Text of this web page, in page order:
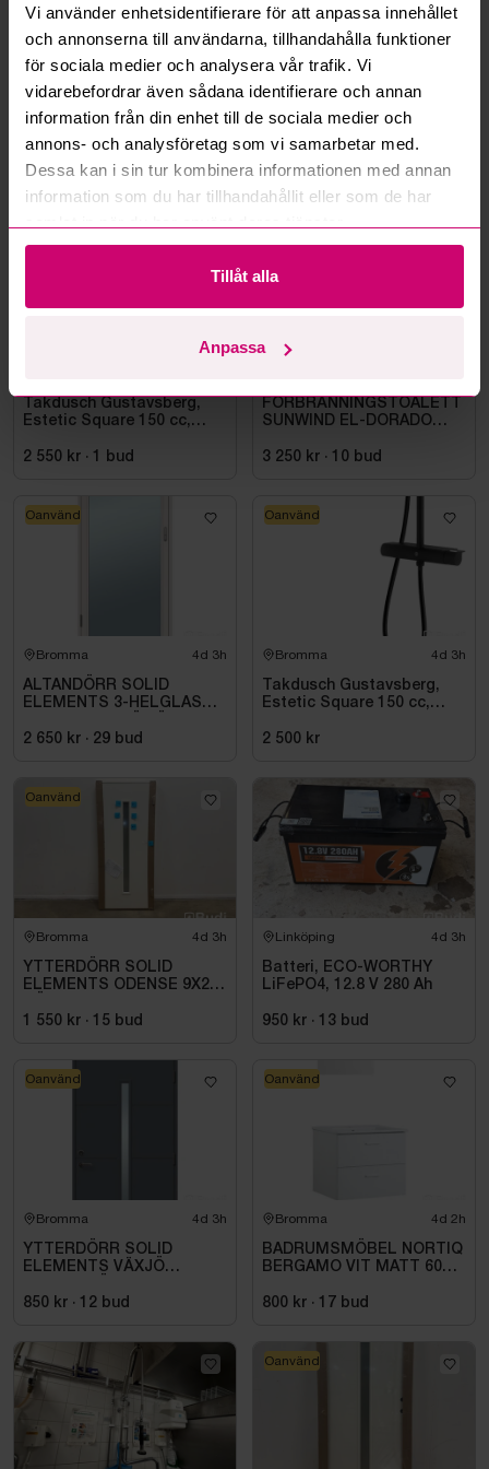
Vi använder enhetsidentifierare för att anpassa innehållet
och annonserna till användarna, tillhandahålla funktioner
för sociala medier och analysera vår trafik. Vi
vidarebefordrar även sådana identifierare och annan
information från din enhet till de sociala medier och
annons- och analysföretag som vi samarbetar med.
Dessa kan i sin tur kombinera informationen med annan
information som du har tillhandahållit eller som de har
Tillåt alla
Anpassa
Kan ni frakta mina vunna objekt?
Läs fler frågor och svar
Mer från samma kategori
Takdusch Gustavsberg,
Estetic Square 150 cc,
2 550 kr · 1 bud
Oanvänd
FÖRBRÄNNINGSTOALETT
SUNWIND EL-DORADO
3 250 kr · 10 bud
Oanvänd
Bromma 4d 3h
ALTANDÖRR SOLID
ELEMENTS 3-HELGLAS
2 650 kr · 29 bud
Oanvänd
Bromma 4d 3h
Takdusch Gustavsberg,
Estetic Square 150 cc,
2 500 kr
Oanvänd
Bromma 4d 3h
YTTERDÖRR SOLID
ELEMENTS ODENSE 9X20
1 550 kr · 15 bud
Oanvänd
Linköping 4d 3h
Batteri, ECO-WORTHY
LiFePO4, 12.8 V 280 Ah
950 kr · 13 bud
Bromma 4d 3h
YTTERDÖRR SOLID
ELEMENTS VÄXJÖ
850 kr · 12 bud
Oanvänd
Bromma 4d 2h
BADRUMSMÖBEL NORTIQ
BERGAMO VIT MATT 60
800 kr · 17 bud
Oanvänd
Oanvänd